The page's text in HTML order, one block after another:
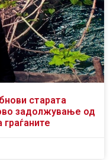
старата
задолжување од
граѓаните